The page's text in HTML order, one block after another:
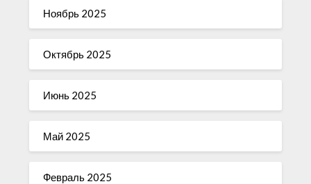
Ноябрь 2025
Октябрь 2025
Июнь 2025
Май 2025
Февраль 2025